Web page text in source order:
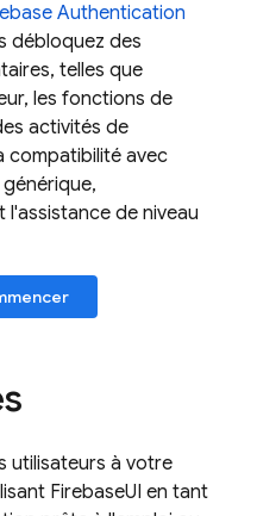
Authentication
débloquez des
telles que
les fonctions de
activités de
compatibilité avec
de niveau
utilisateurs à votre
FirebaseUI en tant